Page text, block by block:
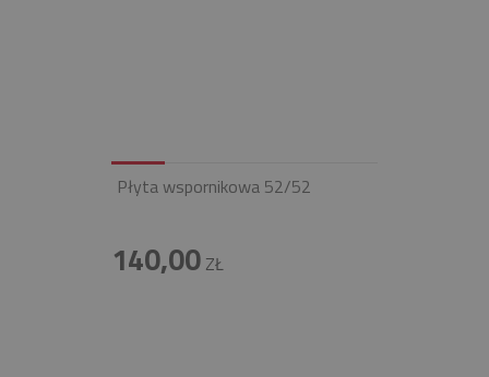
Płyta wspornikowa 52/52
140,00ZŁ